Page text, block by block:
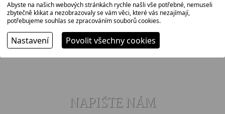
NAPIŠTE NÁM
Abyste na našich webových stránkách rychle našli vše potřebné, nemuseli
zbytečně klikat a nezobrazovaly se vám věci, které vás nezajímají,
potřebujeme souhlas se zpracováním souborů cookies.
Nastavení Povolit všechny cookies